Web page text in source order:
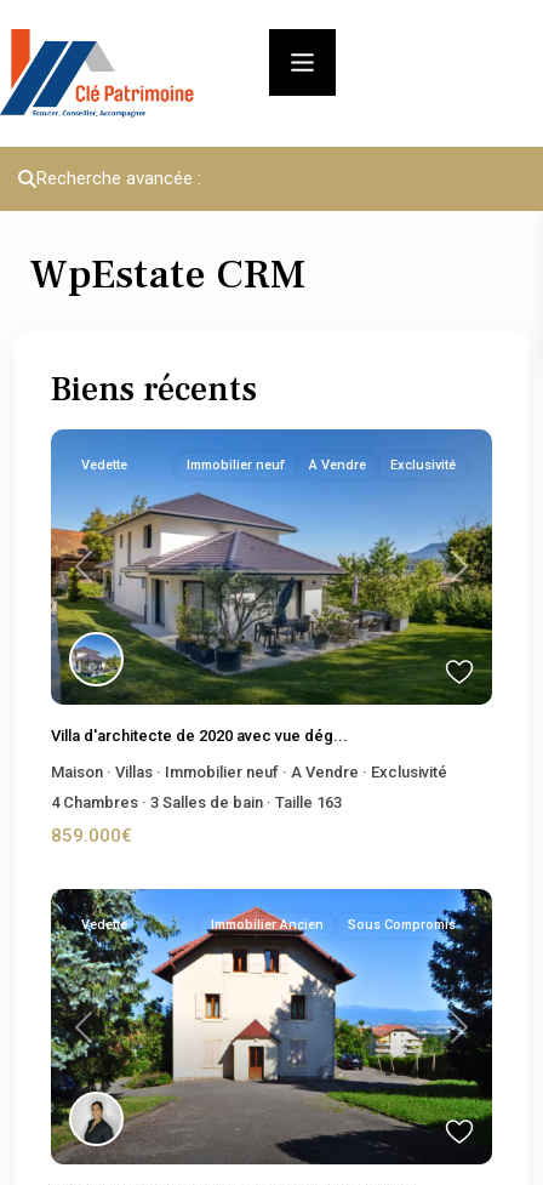
Recherche avancée :
WpEstate CRM
Biens récents
Previous Next
Vedette Immobilier neuf A Vendre Exclusivité
Villa d'architecte de 2020 avec vue dég...
Maison · Villas · Immobilier neuf · A Vendre · Exclusivité
4Chambres · 3 Salles de bain · Taille 163
859.000€
Previous Next
Vedette Immobilier Ancien Sous Compromis